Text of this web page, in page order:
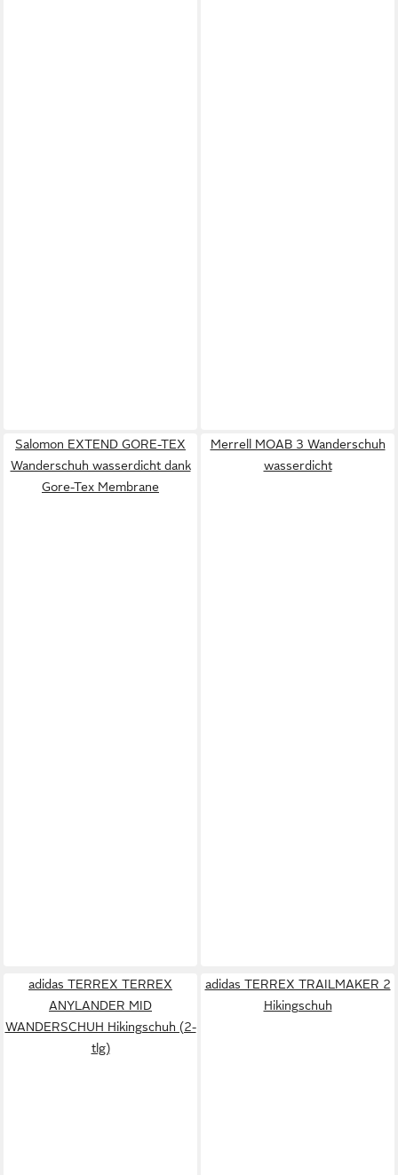
Salomon EXTEND GORE-TEX
Wanderschuh wasserdicht dank
Gore-Tex Membrane
Merrell MOAB 3 Wanderschuh
wasserdicht
adidas TERREX TERREX
ANYLANDER MID
WANDERSCHUH Hikingschuh (2-
tlg)
adidas TERREX TRAILMAKER 2
Hikingschuh